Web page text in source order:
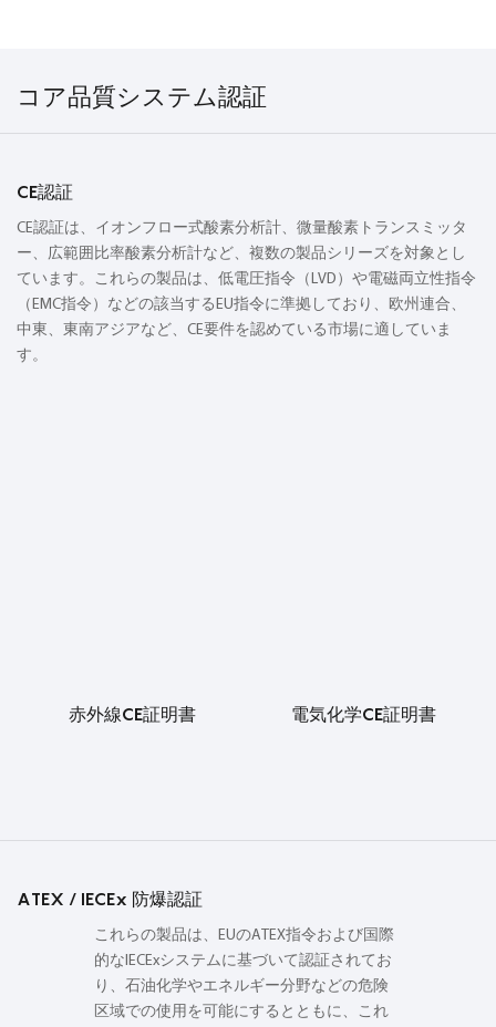
コア品質システム認証
CE認証
CE認証は、イオンフロー式酸素分析計、微量酸素トランスミッタ
ー、広範囲比率酸素分析計など、複数の製品シリーズを対象とし
ています。これらの製品は、低電圧指令（LVD）や電磁両立性指令
（EMC指令）などの該当するEU指令に準拠しており、欧州連合、
中東、東南アジアなど、CE要件を認めている市場に適していま
す。
赤外線CE証明書 電気化学CE証明書
ATEX / IECEx 防爆認証
これらの製品は、EUのATEX指令および国際
的なIECExシステムに基づいて認証されてお
り、石油化学やエネルギー分野などの危険
区域での使用を可能にするとともに、これ